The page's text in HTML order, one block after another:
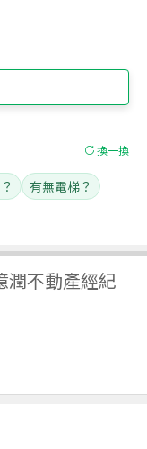
潤不動產經紀
換一換
有無電梯？